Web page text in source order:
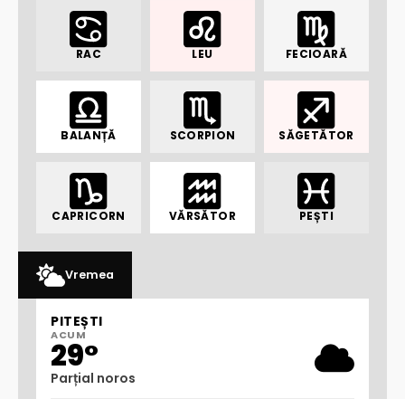
RAC LEU FECIOARĂ
BALANȚĂ SCORPION SĂGETĂTOR
CAPRICORN VĂRSĂTOR PEȘTI
Vremea
PITEȘTI
ACUM
29°
Parțial noros